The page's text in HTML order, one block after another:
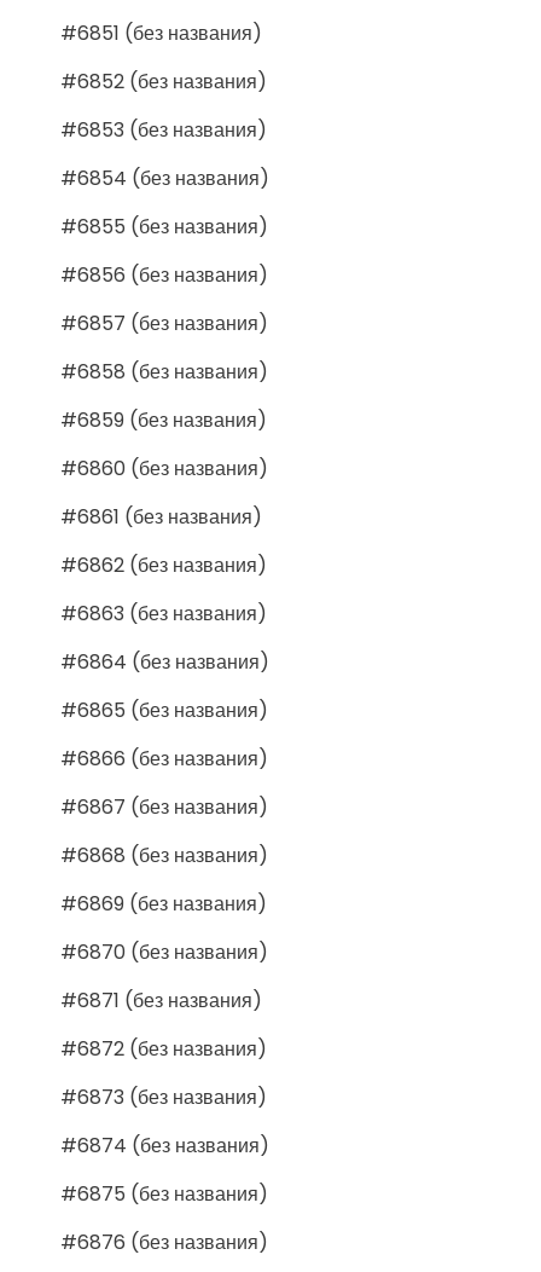
#6851 (без названия)
#6852 (без названия)
#6853 (без названия)
#6854 (без названия)
#6855 (без названия)
#6856 (без названия)
#6857 (без названия)
#6858 (без названия)
#6859 (без названия)
#6860 (без названия)
#6861 (без названия)
#6862 (без названия)
#6863 (без названия)
#6864 (без названия)
#6865 (без названия)
#6866 (без названия)
#6867 (без названия)
#6868 (без названия)
#6869 (без названия)
#6870 (без названия)
#6871 (без названия)
#6872 (без названия)
#6873 (без названия)
#6874 (без названия)
#6875 (без названия)
#6876 (без названия)